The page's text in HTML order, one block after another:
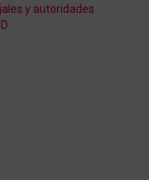
y autoridades